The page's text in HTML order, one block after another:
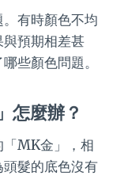
有時顏色不均
預期相差甚
些顏色問題。
怎麼辦？
「MK金」，相
髮的底色沒有